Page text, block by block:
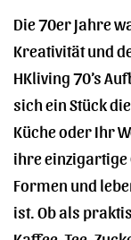
Die 70er Jahre
Kreativität und
HKliving 70’s
sich ein Stück
Küche oder Ihr
ihre einzigartige
Formen und
ist. Ob als